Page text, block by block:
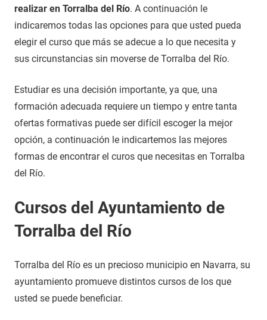
de
diciembre
2020
en
Navarra
realizar en Torralba del Río. A continuación le
indicaremos todas las opciones para que usted pueda
elegir el curso que más se adecue a lo que necesita y
sus circunstancias sin moverse de Torralba del Río.
Estudiar es una decisión importante, ya que, una
formación adecuada requiere un tiempo y entre tanta
ofertas formativas puede ser difícil escoger la mejor
opción, a continuación le indicartemos las mejores
formas de encontrar el curos que necesitas en Torralba
del Río.
Cursos del Ayuntamiento de
Torralba del Río
Torralba del Río es un precioso municipio en Navarra, su
ayuntamiento promueve distintos cursos de los que
usted se puede beneficiar.